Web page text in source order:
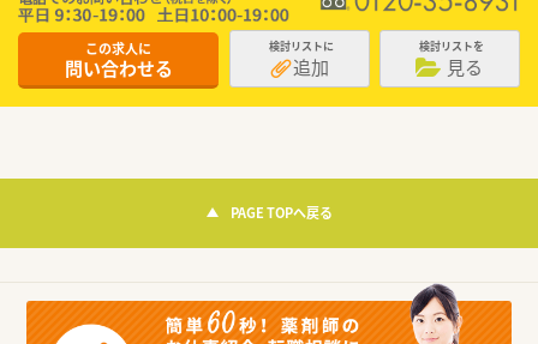
この求人に
問い合わせる
検討リストに
追加
検討リストを
見る
PAGE TOPへ戻る